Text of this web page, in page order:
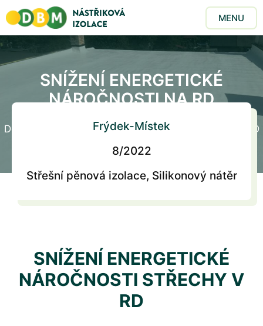
MENU
SNÍŽENÍ ENERGETICKÉ
NÁROČNOSTI NA RD
Domů Snížení energetické náročnosti na RD
Frýdek-Místek
8/2022
Střešní pěnová izolace, Silikonový nátěr
SNÍŽENÍ ENERGETICKÉ
NÁROČNOSTI STŘECHY V
RD